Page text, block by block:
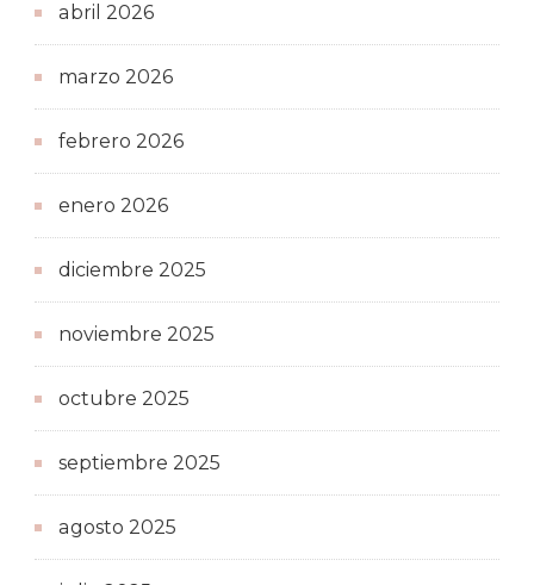
abril 2026
marzo 2026
febrero 2026
enero 2026
diciembre 2025
noviembre 2025
octubre 2025
septiembre 2025
agosto 2025